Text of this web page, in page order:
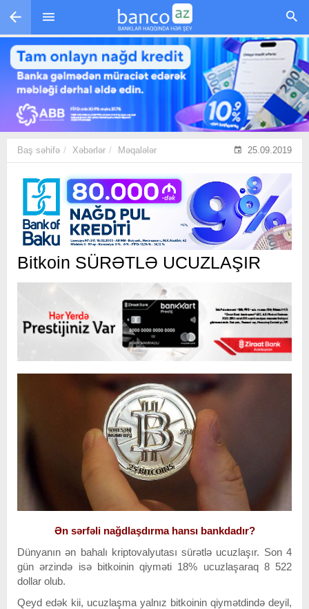
Skip to main content
Baş səhifə Xəbərlər Məqalələr 25.09.2019
Bitkoin SÜRƏTLƏ UCUZLAŞIR
Ən sərfəli nağdlaşdırma hansı bankdadır?
Dünyanın ən bahalı kriptovalyutası sürətlə ucuzlaşır. Son 4
gün ərzində isə bitkoinin qiyməti 18% ucuzlaşaraq 8 522
dollar olub.
Qeyd edək kii, ucuzlaşma yalnız bitkoinin qiymətdində deyil,